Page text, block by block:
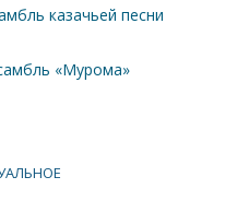
казачьей песни
«Мурома»